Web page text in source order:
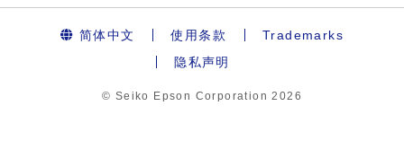
简体中文 使用条款
Trademarks
隐私声明
© Seiko Epson Corporation2026